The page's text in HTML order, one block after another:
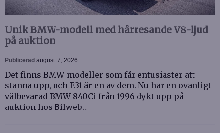
Unik BMW-modell med hårresande V8-ljud
på auktion
Publicerad augusti 7, 2026
Det finns BMW-modeller som får entusiaster att
stanna upp, och E31 är en av dem. Nu har en ovanligt
välbevarad BMW 840Ci från 1996 dykt upp på
auktion hos Bilweb…